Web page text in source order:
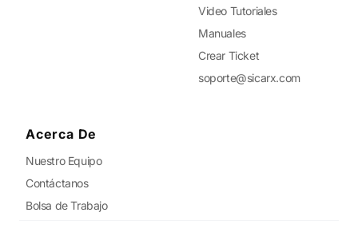
Video Tutoriales
Manuales
Crear Ticket
soporte@sicarx.com
Acerca De
Nuestro Equipo
Contáctanos
Bolsa de Trabajo